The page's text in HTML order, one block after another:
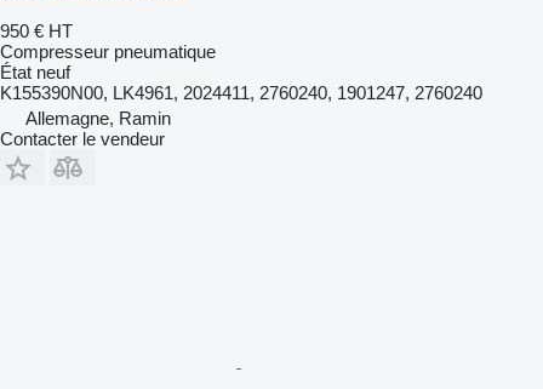
950 € HT
Compresseur pneumatique
État neuf
K155390N00, LK4961, 2024411, 2760240, 1901247, 2760240
Allemagne, Ramin
Contacter le vendeur